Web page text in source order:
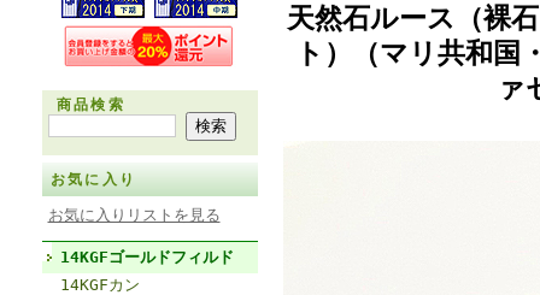
商品検索
お気に入り
お気に入りリストを見る
14KGFゴールドフィルド
14KGFカン
天然石ルース（裸
ト）（マリ共和
ァ